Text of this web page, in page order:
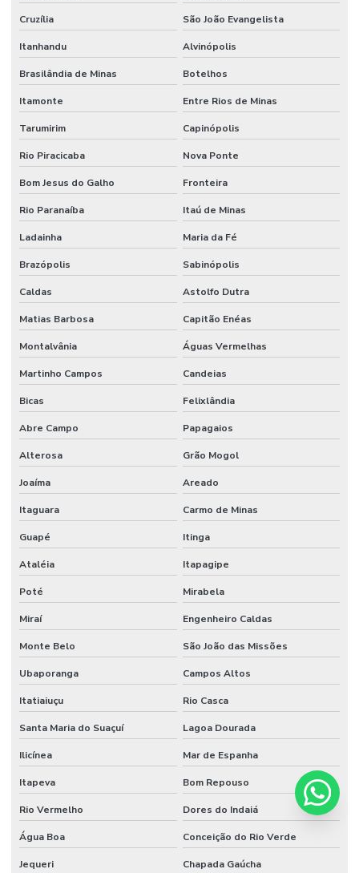
Cruzília São João Evangelista
Itanhandu Alvinópolis
Brasilândia de Minas Botelhos
Itamonte Entre Rios de Minas
Tarumirim Capinópolis
Rio Piracicaba Nova Ponte
Bom Jesus do Galho Fronteira
Rio Paranaíba Itaú de Minas
Ladainha Maria da Fé
Brazópolis Sabinópolis
Caldas Astolfo Dutra
Matias Barbosa Capitão Enéas
Montalvânia Águas Vermelhas
Martinho Campos Candeias
Bicas Felixlândia
Abre Campo Papagaios
Alterosa Grão Mogol
Joaíma Areado
Itaguara Carmo de Minas
Guapé Itinga
Ataléia Itapagipe
Poté Mirabela
Miraí Engenheiro Caldas
Monte Belo São João das Missões
Ubaporanga Campos Altos
Itatiaiuçu Rio Casca
Santa Maria do Suaçuí Lagoa Dourada
Ilicínea Mar de Espanha
Itapeva Bom Repouso
Rio Vermelho Dores do Indaiá
Água Boa Conceição do Rio Verde
Jequeri Chapada Gaúcha